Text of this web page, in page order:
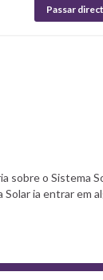
Passar
sobre o Sistema
ia entrar em